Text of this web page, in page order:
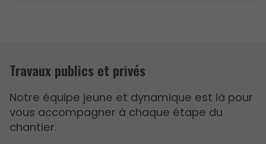
Travaux publics et privés
Notre équipe jeune et dynamique est là pour
vous accompagner à chaque étape du
chantier.